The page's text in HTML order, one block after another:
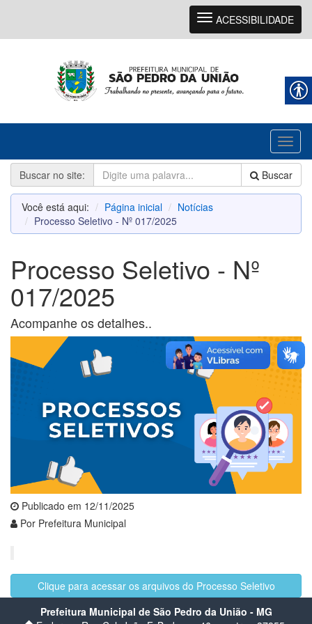
Navegação
ACESSIBILIDADE
Buscar no site:
Buscar
Você está aqui: Página inicial
Notícias
Processo Seletivo - Nº 017/2025
Processo Seletivo - Nº
017/2025
Acompanhe os detalhes..
Publicado em 12/11/2025
Por Prefeitura Municipal
Clique para acessar os arquivos do Processo Seletivo
Prefeitura Municipal de São Pedro da União - MG